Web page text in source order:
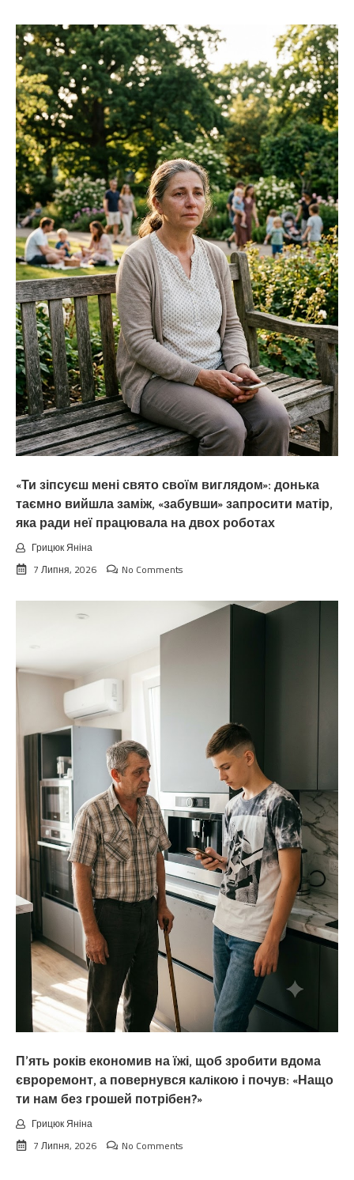
«Ти зіпсуєш мені свято своїм виглядом»: донька
таємно вийшла заміж, «забувши» запросити матір,
яка ради неї працювала на двох роботах
Грицюк Яніна
7 Липня, 2026
No Comments
П’ять років економив на їжі, щоб зробити вдома
євроремонт, а повернувся калiкою і почув: «Нащо
ти нам без грошей потрібен?»
Грицюк Яніна
7 Липня, 2026
No Comments